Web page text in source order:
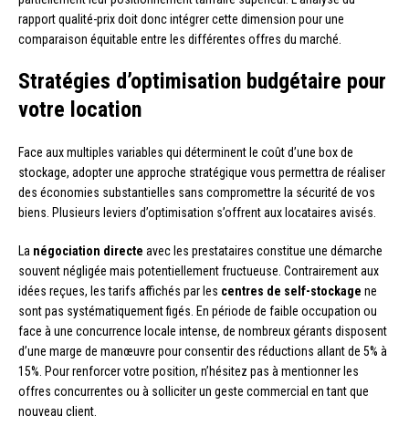
rapport qualité-prix doit donc intégrer cette dimension pour une
comparaison équitable entre les différentes offres du marché.
Stratégies d’optimisation budgétaire pour
votre location
Face aux multiples variables qui déterminent le coût d’une box de
stockage, adopter une approche stratégique vous permettra de réaliser
des économies substantielles sans compromettre la sécurité de vos
biens. Plusieurs leviers d’optimisation s’offrent aux locataires avisés.
La négociation directe avec les prestataires constitue une démarche
souvent négligée mais potentiellement fructueuse. Contrairement aux
idées reçues, les tarifs affichés par les centres de self-stockage ne
sont pas systématiquement figés. En période de faible occupation ou
face à une concurrence locale intense, de nombreux gérants disposent
d’une marge de manœuvre pour consentir des réductions allant de 5% à
15%. Pour renforcer votre position, n’hésitez pas à mentionner les
offres concurrentes ou à solliciter un geste commercial en tant que
nouveau client.